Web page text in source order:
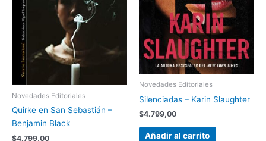
Novedades Editoriales
Quirke en San Sebastián –
Benjamin Black
$4.799,00
Novedades Editoriales
Silenciadas – Karin Slaughter
$4.799,00
Añadir al carrito